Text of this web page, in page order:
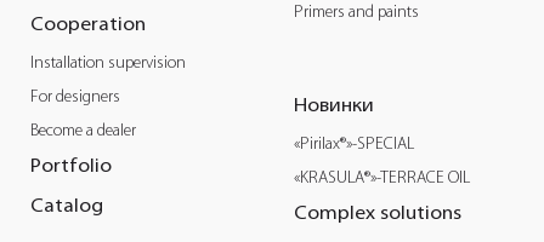
Cooperation
Installation supervision
For designers
Become a dealer
Portfolio
Catalog
Primers and paints
Новинки
«Pirilax®»-SPECIAL
«KRASULA®»-TERRACE OIL
Complex solutions